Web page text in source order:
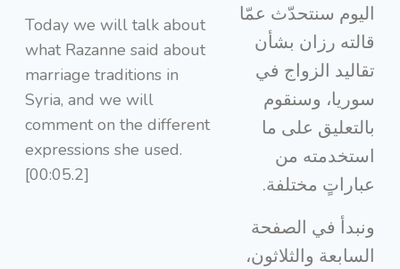
Today we will talk about
what Razanne said about
marriage traditions in
Syria, and we will
comment on the different
expressions she used.
[00:05.2]
اليوم سنتحدّث عمّا
قالته رزان بشأن
تقاليد الزواج في
سوريا، وسنقوم
بالتعليق على ما
استخدمته من
عباراتٍ مختلفة.
ونبدأ في الصفحة
السابعة والثلاثون،